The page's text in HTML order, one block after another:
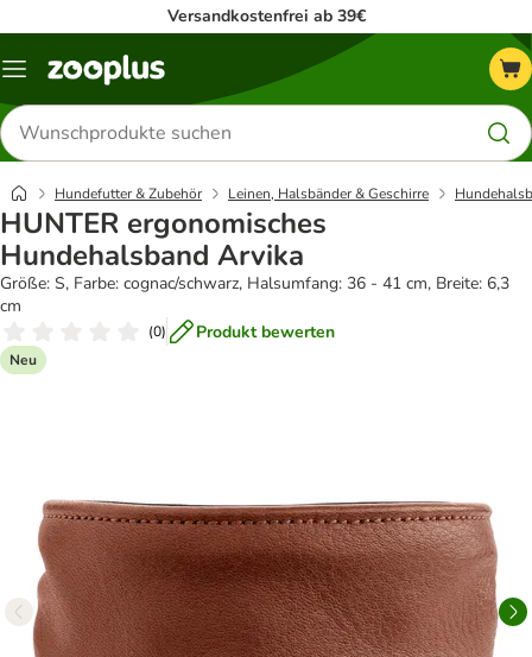
Versandkostenfrei ab 39€
Menü
Produkte
suchen
Hundefutter & Zubehör Leinen, Halsbänder & Geschirre
HUNTER ergonomisches
Hundehalsband Arvika
Größe: S, Farbe: cognac/schwarz, Halsumfang: 36 - 41 cm, Breite: 6,3
cm
(0) Produkt bewerten
Neu